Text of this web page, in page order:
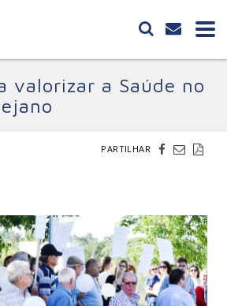
valorizar a Saúde no
PARTILHAR